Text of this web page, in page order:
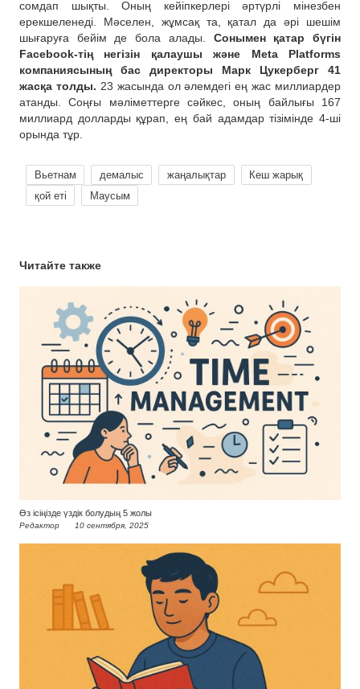
сомдап шықты. Оның кейіпкерлері әртүрлі мінезбен
ерекшеленеді. Мәселен, жұмсақ та, қатал да әрі шешім
шығаруға бейім де бола алады. Сонымен қатар бүгін
Facebook-тің негізін қалаушы және Meta Platforms
компаниясының бас директоры Марк Цукерберг 41
жасқа толды. 23 жасында ол әлемдегі ең жас миллиардер
атанды. Соңғы мәліметтерге сәйкес, оның байлығы 167
миллиард долларды құрап, ең бай адамдар тізімінде 4-ші
орында тұр.
Вьетнам демалыс жаңалықтар
Кеш жарық
қой еті
Маусым
Читайте также
Өз ісіңізде үздік болудың 5 жолы
Редактор 10 сентября, 2025